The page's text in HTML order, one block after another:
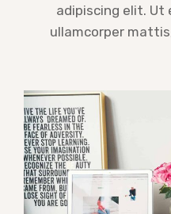
adipiscing elit.
ullamcorper